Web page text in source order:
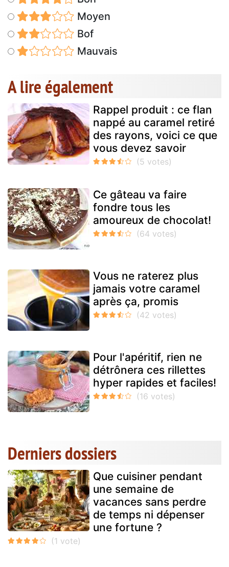
Moyen
Bof
Mauvais
A lire également
Rappel produit : ce flan
nappé au caramel retiré
des rayons, voici ce que
vous devez savoir
Ce gâteau va faire
fondre tous les
amoureux de chocolat!
Vous ne raterez plus
jamais votre caramel
après ça, promis
Pour l'apéritif, rien ne
détrônera ces rillettes
hyper rapides et faciles!
Derniers dossiers
Que cuisiner pendant
une semaine de
vacances sans perdre
de temps ni dépenser
une fortune ?